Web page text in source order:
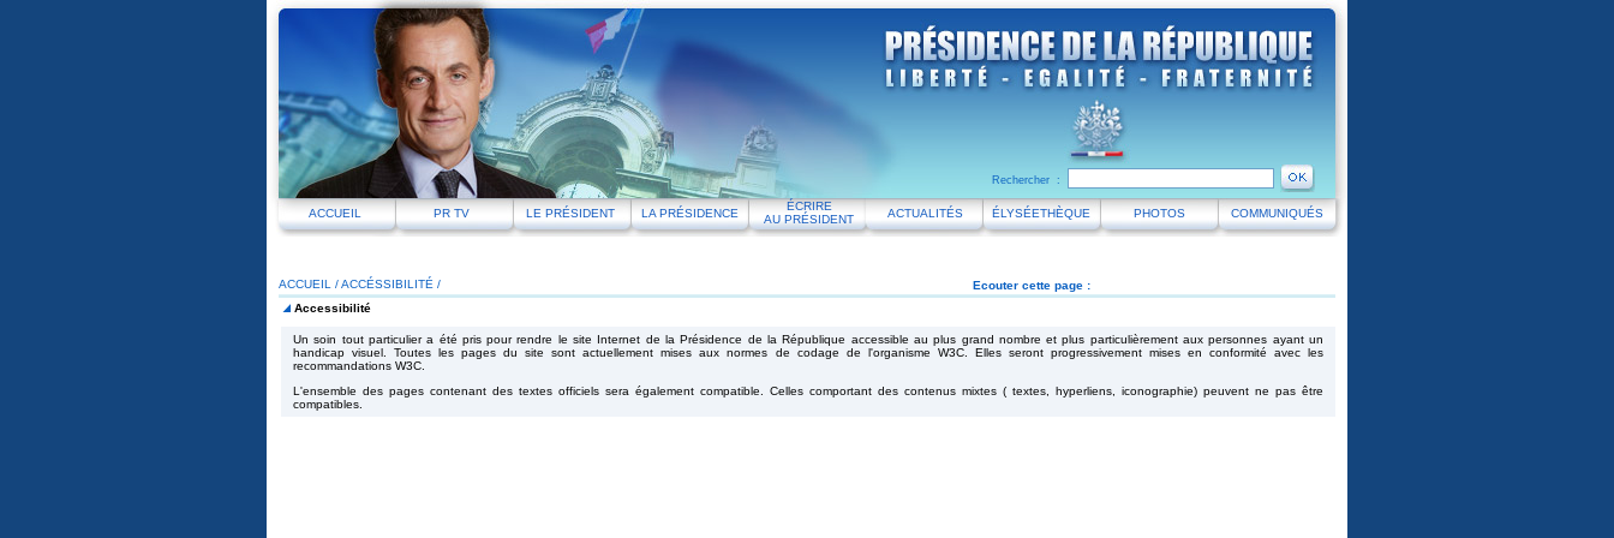
Rechercher :
ACCUEIL PR TV LE PRÉSIDENT LA PRÉSIDENCE
ÉCRIRE
AU PRÉSIDENT
ACTUALITÉS ÉLYSÉETHÈQUE PHOTOS COMMUNIQUÉS
ACCUEIL /ACCÉSSIBILITÉ /
Ecouter cette page :
Accessibilité
Un soin tout particulier a été pris pour rendre le site Internet de la Présidence de la République accessible au plus grand nombre et plus particulièrement aux personnes ayant un
handicap visuel. Toutes les pages du site sont actuellement mises aux normes de codage de l'organisme W3C. Elles seront progressivement mises en conformité avec les
recommandations W3C.
L'ensemble des pages contenant des textes officiels sera également compatible. Celles comportant des contenus mixtes ( textes, hyperliens, iconographie) peuvent ne pas être
compatibles.